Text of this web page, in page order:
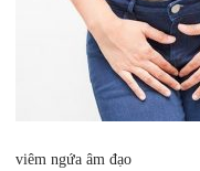
viêm ngứa âm đạo